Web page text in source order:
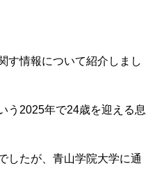
す情報について紹介しまし
う2025年で24歳を迎える息
したが、青山学院大学に通